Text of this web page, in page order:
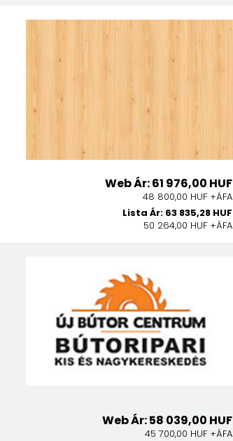
Web Ár: 61 976,00 HUF
48 800,00 HUF +ÁFA
Lista Ár: 63 835,28 HUF
50 264,00 HUF +ÁFA
Web Ár: 58 039,00 HUF
45 700,00 HUF +ÁFA